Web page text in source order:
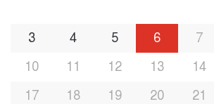
3
4 5 6 7
10
11 12 13 14
17
18 19 20 21